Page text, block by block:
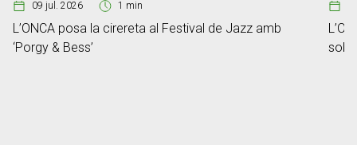
09 jul. 2026 1 min
L’ONCA posa la cirereta al Festival de Jazz amb
‘Porgy & Bess’